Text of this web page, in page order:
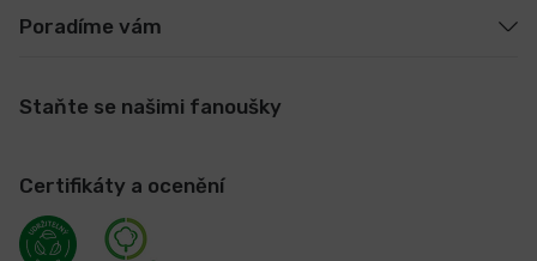
Poradíme vám
Staňte se našimi fanoušky
Certifikáty a ocenění